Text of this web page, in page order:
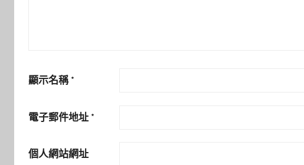
顯示名稱 *
電子郵件地址 *
個人網站網址